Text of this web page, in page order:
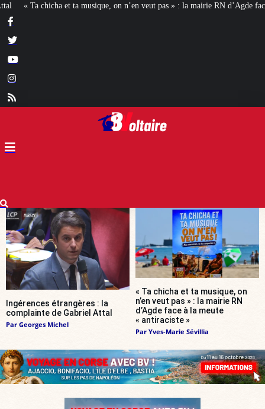
veut pas » : la mairie RN d’Agde face à la meute « antiraciste » La
Ingérences étrangères : la
complainte de Gabriel Attal
Par Georges Michel
« Ta chicha et ta musique, on
n’en veut pas » : la mairie RN
d’Agde face à la meute
« antiraciste »
Par Yves-Marie Sévillia